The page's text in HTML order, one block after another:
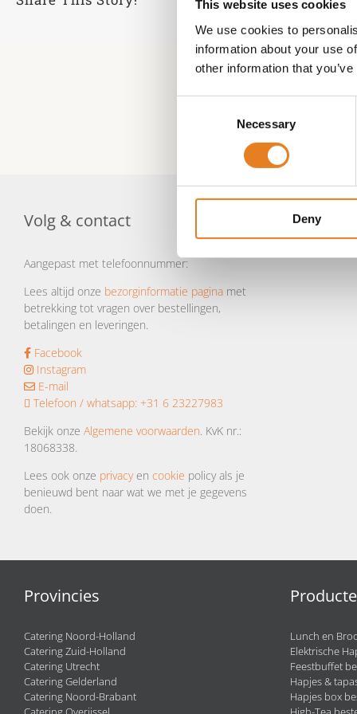
This website uses cookies
We use cookies to
information about your use
other information that
Necessary
Deny
Volg & contact
Aangepast met telefoonnummer:
Lees altijd onze bezorginformatie pagina met
betrekking tot vragen over bestellingen,
betalingen en leveringen.
Facebook
Instagram
E-mail
Telefoon / whatsapp: +31 6 23227983
Bekijk onze Algemene voorwaarden. KvK nr.:
18068338.
Lees ook onze privacyen cookie policy als je
benieuwd bent naar wat we met je gegevens
doen.
Provincies
Catering Noord-Holland
Catering Zuid-Holland
Catering Utrecht
Catering Gelderland
Catering Noord-Brabant
Lunch en
Elektrische
Feestbuffet
Hapjes &
Hapjes box